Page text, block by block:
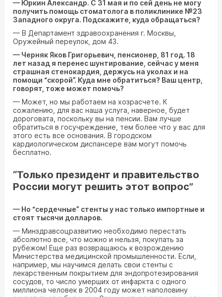
— Юркин Александр. С 31 мая и по сей день не могу
получить помощь стоматолога в поликлинике №23
Западного округа. Подскажите, куда обращаться?
— В Департамент здравоохранения г. Москвы,
Оружейный переулок, дом 43.
— Черняк Яков Григорьевич, пенсионер, 81 год. 18
лет назад я перенес шунтирование, сейчас у меня
страшная стенокардия, держусь на уколах и на
помощи “скорой”. Куда мне обратиться? Ваш центр,
говорят, тоже может помочь?
— Может, но мы работаем на хозрасчете. К
сожалению, для вас наша услуга, наверное, будет
дороговата, поскольку вы на пенсии. Вам лучше
обратиться в госучреждение, тем более что у вас для
этого есть все основания. В городском
кардиологическом диспансере вам могут помочь
бесплатно.
“Только президент и правительство
России могут решить этот вопрос”
— Но “сердечные” стенты у нас только импортные и
стоят тысячи долларов.
— Минздравсоцразвитию необходимо перестать
абсолютно все, что можно и нельзя, покупать за
рубежом! Еще раз возвращаюсь к возрождению
Министерства медицинской промышленности. Если,
например, мы научимся делать свои стенты с
лекарственным покрытием для эндопротезирования
сосудов, то число умерших от инфаркта с одного
миллиона человек в 2004 году может наполовину